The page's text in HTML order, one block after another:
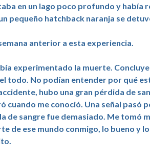
en un lago poco profundo y había
pequeño hatchback naranja se
anterior a esta experiencia.
experimentado la muerte.
todo. No podían entender por qué
hubo una gran pérdida de
me conoció. Una señal pasó
de sangre fue demasiado. Me tomó
de ese mundo conmigo, lo bueno y